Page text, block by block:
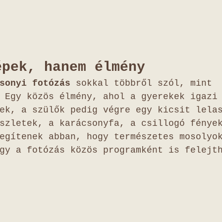
hanem élmény
fotózás sokkal többről szól, mint
közös élmény, ahol a gyerekek igazi
a szülők pedig végre egy kicsit
a karácsonyfa, a csillogó
abban, hogy természetes
a fotózás közös programként is